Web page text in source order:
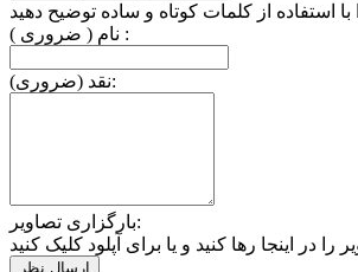
نام ( ضروری ) :
نقد (ضروری):
بارگزاری تصاویر: